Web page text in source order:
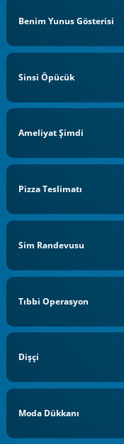
Benim Yunus Gösterisi
Sinsi Öpücük
Ameliyat Şimdi
Pizza Teslimatı
Sim Randevusu
Tıbbi Operasyon
Dişçi
Moda Dükkanı